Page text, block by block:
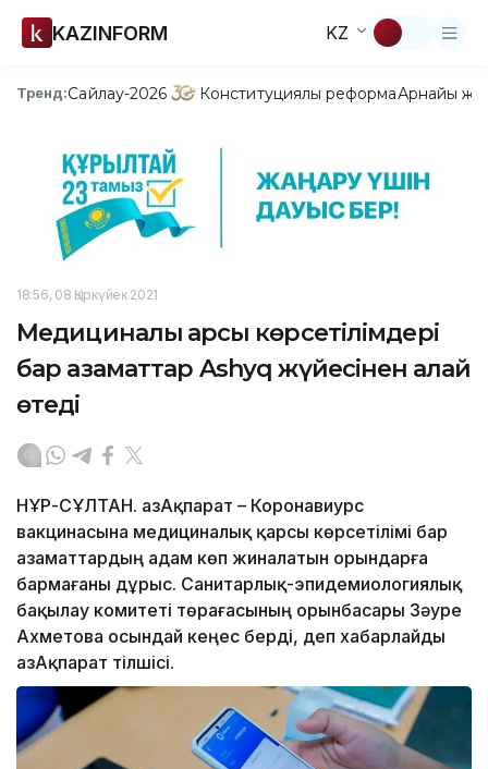
KAZINFORM KZ
Тренд:Сайлау-2026 Конституциялық реформаАрнайы
18:56, 08 Қыркүйек 2021
Медициналық қарсы көрсетілімдері
бар азаматтар Ashyq жүйесінен қалай
өтеді
НҰР-СҰЛТАН. ҚазАқпарат – Коронавиурс
вакцинасына медициналық қарсы көрсетілімі бар
азаматтардың адам көп жиналатын орындарға
бармағаны дұрыс. Санитарлық-эпидемиологиялық
бақылау комитеті төрағасының орынбасары Зәуре
Ахметова осындай кеңес берді, деп хабарлайды
ҚазАқпарат тілшісі.